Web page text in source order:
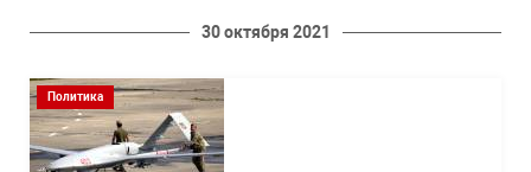
30 октября 2021
Политика